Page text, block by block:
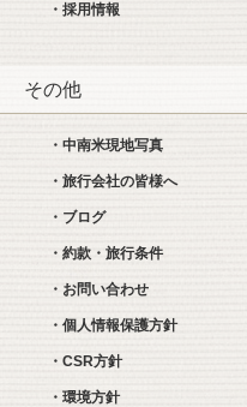
・採用情報
その他
・中南米現地写真
・旅行会社の皆様へ
・ブログ
・約款・旅行条件
・お問い合わせ
・個人情報保護方針
・CSR方針
・環境方針